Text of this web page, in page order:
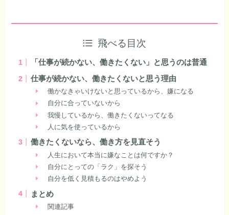
飛べる目次
「仕事が続かない、働きたくない」と思うのは普通
仕事が続かない、働きたくないと思う理由
働かなきゃいけないと思っているから、嫌になる
自分に合っていないから
我慢しているから、働きたくないってなる
人に気を使っているから
働きたくないなら、働き方を見直そう
人生において本当に嫌なことは何ですか？
自分にとっての「ラク」を探そう
自分を低く見積もるのはやめよう
まとめ
関連記事